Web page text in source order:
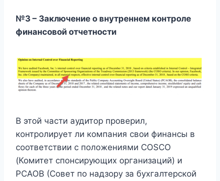
№3 – Заключение о внутреннем контроле
финансовой отчетности
В этой части аудитор проверил,
контролирует ли компания свои финансы в
соответствии с положениями COSCO
(Комитет спонсирующих организаций) и
PCAOB (Совет по надзору за бухгалтерской